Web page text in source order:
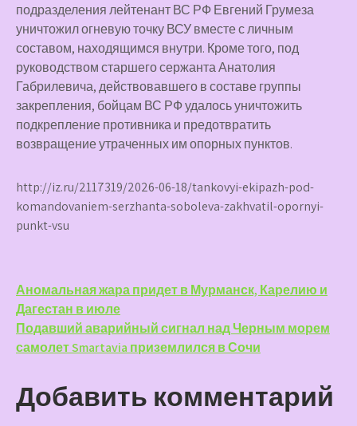
подразделения лейтенант ВС РФ Евгений Грумеза
уничтожил огневую точку ВСУ вместе с личным
составом, находящимся внутри. Кроме того, под
руководством старшего сержанта Анатолия
Габрилевича, действовавшего в составе группы
закрепления, бойцам ВС РФ удалось уничтожить
подкрепление противника и предотвратить
возвращение утраченных им опорных пунктов.
http://iz.ru/2117319/2026-06-18/tankovyi-ekipazh-pod-
komandovaniem-serzhanta-soboleva-zakhvatil-opornyi-
punkt-vsu
Навигация
по
записям
Аномальная жара придет в Мурманск, Карелию и
Дагестан в июле
Подавший аварийный сигнал над Черным морем
самолет Smartavia приземлился в Сочи
Добавить комментарий